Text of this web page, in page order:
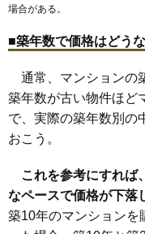
場合がある。
■築年数で価格はどう
通常、マンションの
築年数が古い物件ほど
で、実際の築年数別の
おこう。
これを参考にすれば
なペースで価格が下落
築10年のマンションを